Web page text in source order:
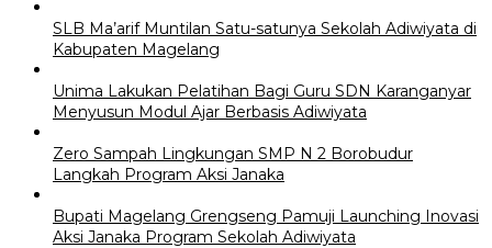
SLB Ma’arif Muntilan Satu-satunya Sekolah Adiwiyata di
Kabupaten Magelang
Unima Lakukan Pelatihan Bagi Guru SDN Karanganyar
Menyusun Modul Ajar Berbasis Adiwiyata
Zero Sampah Lingkungan SMP N 2 Borobudur
Langkah Program Aksi Janaka
Bupati Magelang Grengseng Pamuji Launching Inovasi
Aksi Janaka Program Sekolah Adiwiyata